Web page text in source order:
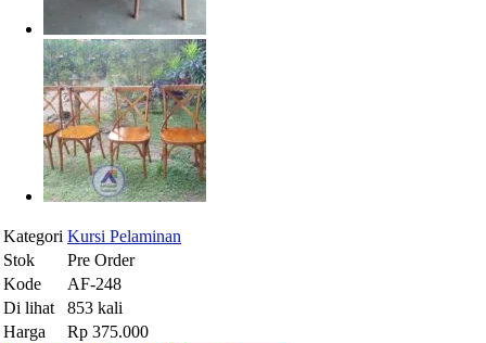
Kategori Kursi Pelaminan
Stok
Pre Order
Kode
AF-248
Di lihat
853 kali
Harga
Rp 375.000